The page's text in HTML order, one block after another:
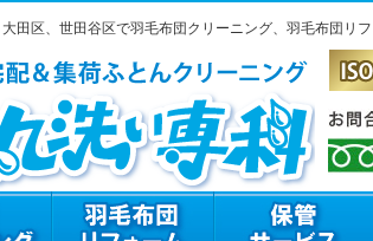
田区、世田谷区で羽毛布団クリーニング、羽毛布団リ